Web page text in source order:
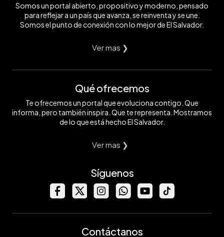
Somos un portal abierto, propositivo y moderno, pensado
para reflejar a un país que avanza, se reinventa y se une.
Somos el punto de conexión con lo mejor de El Salvador.
Ver mas ❯
Qué ofrecemos
Te ofrecemos un portal que evoluciona contigo. Que
informa, pero también inspira. Que te representa. Mostramos
de lo que está hecho El Salvador.
Ver mas ❯
Síguenos
Contáctanos